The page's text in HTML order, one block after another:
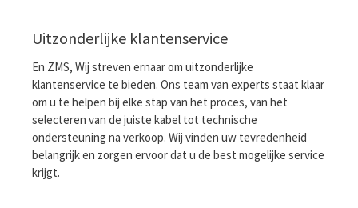
Uitzonderlijke klantenservice
En ZMS, Wij streven ernaar om uitzonderlijke
klantenservice te bieden. Ons team van experts staat klaar
om u te helpen bij elke stap van het proces, van het
selecteren van de juiste kabel tot technische
ondersteuning na verkoop. Wij vinden uw tevredenheid
belangrijk en zorgen ervoor dat u de best mogelijke service
krijgt.